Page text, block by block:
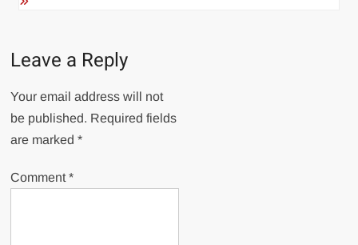
Leave a Reply
Your email address will not
be published. Required fields
are marked*
Comment*